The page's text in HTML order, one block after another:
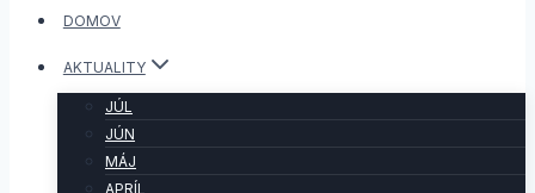
DOMOV
AKTUALITY
JÚL
JÚN
MÁJ
APRÍL